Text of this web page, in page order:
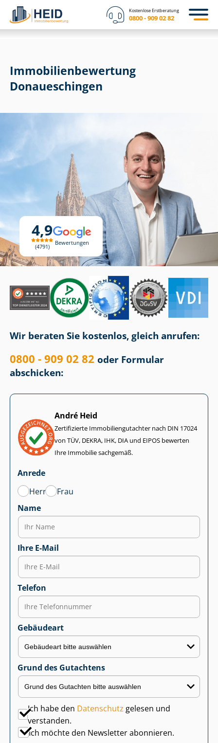
Kostenlose Erstberatung
0800 - 909 02 82
4,9
4791
Bewertungen
Immobilien­bewertung
Donaueschingen
Wir beraten Sie kostenlos, gleich anrufen:
0800 - 909 02 82 oder Formular
abschicken:
André Heid
Zertifizierte Im­mo­bi­li­en­gut­ach­ter nach DIN 17024
von TÜV, DEKRA, IHK, DIA und EIPOS bewerten
Ihre Immobilie sachgemäß.
Anrede
Herr
Frau
Name
Ihre E-Mail
Telefon
Gebäudeart
Grund des Gutachtens
Ich habe den Datenschutz gelesen und
verstanden.
Ich möchte den Newsletter abonnieren.